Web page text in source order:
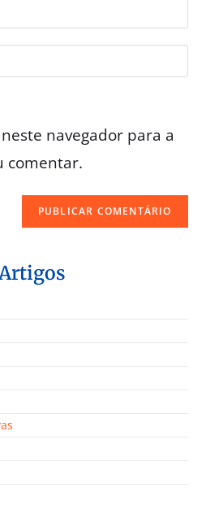
navegador para a
comentar.